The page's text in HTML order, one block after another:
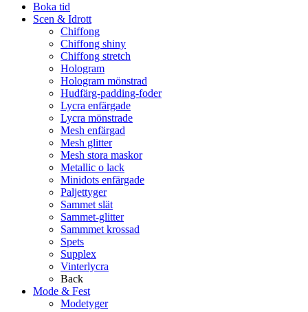
Boka tid
Scen & Idrott
Chiffong
Chiffong shiny
Chiffong stretch
Hologram
Hologram mönstrad
Hudfärg-padding-foder
Lycra enfärgade
Lycra mönstrade
Mesh enfärgad
Mesh glitter
Mesh stora maskor
Metallic o lack
Minidots enfärgade
Paljettyger
Sammet slät
Sammet-glitter
Sammmet krossad
Spets
Supplex
Vinterlycra
Back
Mode & Fest
Modetyger